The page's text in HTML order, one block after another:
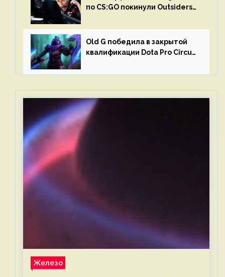
по CS:GO покинули Outsiders
Old G победила в закрытой
квалификации Dota Pro Circuit
Железо